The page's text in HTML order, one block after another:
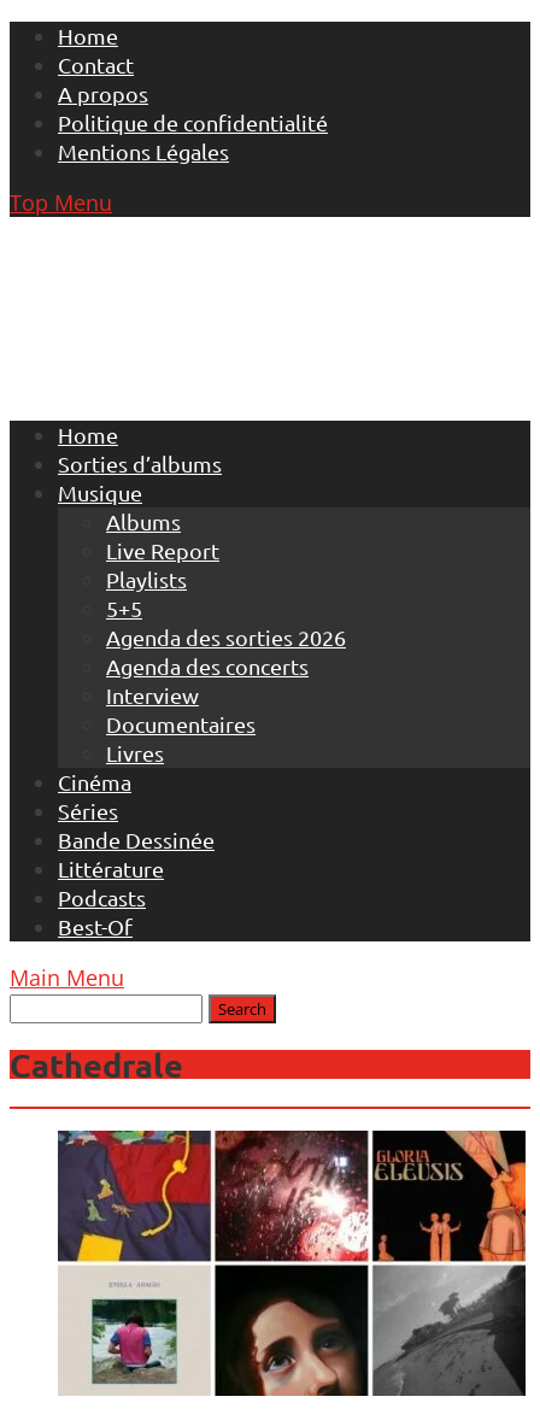
Skip
content
Home
Contact
A propos
Politique de confidentialité
Mentions Légales
Top Menu
Home
Sorties d’albums
Musique
Albums
Live Report
Playlists
5+5
Agenda des sorties 2026
Agenda des concerts
Interview
Documentaires
Livres
Cinéma
Séries
Bande Dessinée
Littérature
Podcasts
Best-Of
Main Menu
Cathedrale